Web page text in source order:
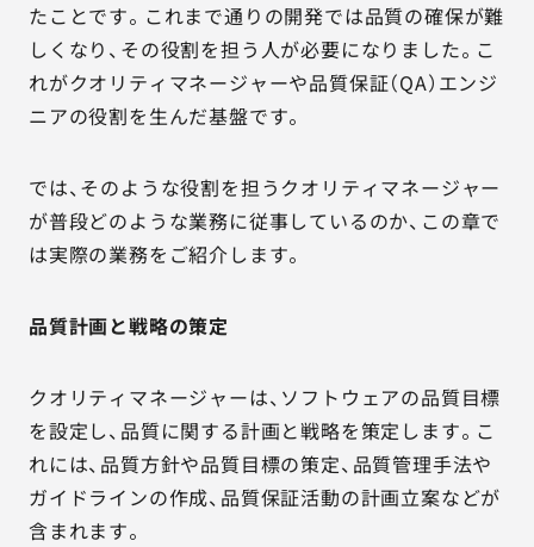
たことです。これまで通りの開発では品質の確保が難
しくなり、その役割を担う人が必要になりました。こ
れがクオリティマネージャーや品質保証（QA）エンジ
ニアの役割を生んだ基盤です。
では、そのような役割を担うクオリティマネージャー
が普段どのような業務に従事しているのか、この章で
は実際の業務をご紹介します。
品質計画と戦略の策定
クオリティマネージャーは、ソフトウェアの品質目標
を設定し、品質に関する計画と戦略を策定します。こ
れには、品質方針や品質目標の策定、品質管理手法や
ガイドラインの作成、品質保証活動の計画立案などが
含まれます。